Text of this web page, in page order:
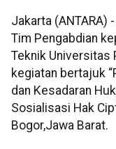
Jakarta (ANTARA) -
Tim Pengabdian
Teknik Universitas
kegiatan bertajuk
dan Kesadaran
Sosialisasi Hak
Bogor,Jawa Barat.